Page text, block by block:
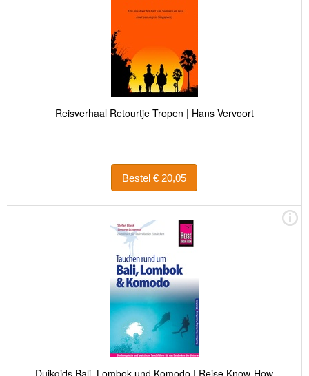
Reisverhaal Retourtje Tropen | Hans Vervoort
Bestel € 20,05